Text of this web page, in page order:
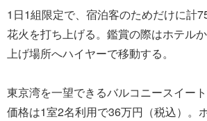
1日1組限定で、宿泊客のためだけに計
花火を打ち上げる。鑑賞の際はホテル
上げ場所へハイヤーで移動する。
東京湾を一望できるバルコニースイート
価格は1室2名利用で36万円（税込）。